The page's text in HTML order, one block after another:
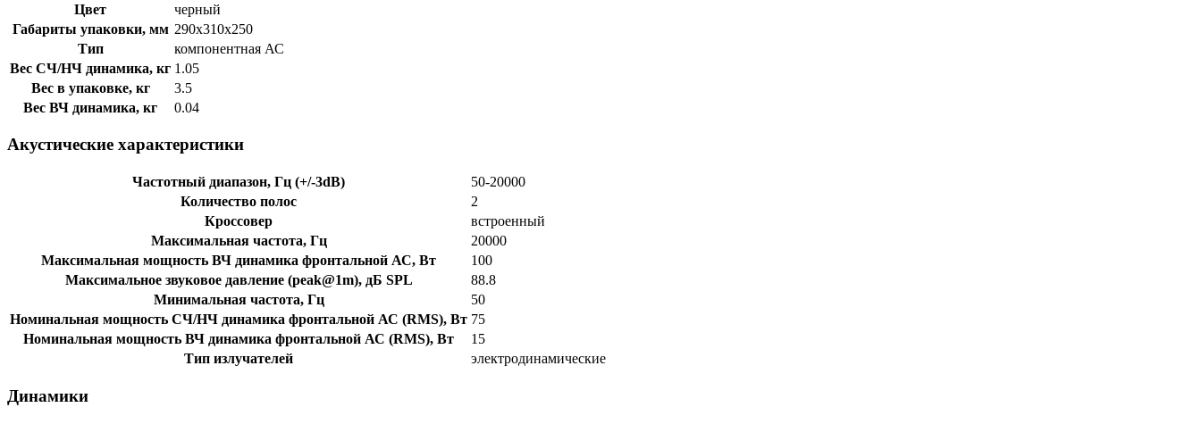
Цвет
черный
Габариты упаковки, мм 290x310x250
Тип
компонентная АС
Вес СЧ/НЧ динамика, кг 1.05
Вес в упаковке, кг
3.5
Вес ВЧ динамика, кг
0.04
Акустические характеристики
Частотный диапазон, Гц (+/-3dB)
50-20000
Количество полос
2
Кроссовер
встроенный
Максимальная частота, Гц
20000
Максимальная мощность ВЧ динамика фронтальной АС, Вт
100
Максимальное звуковое давление (peak@1m), дБ SPL
88.8
Минимальная частота, Гц
50
Номинальная мощность СЧ/НЧ динамика фронтальной АС (RMS), Вт 75
Номинальная мощность ВЧ динамика фронтальной АС (RMS), Вт
15
Тип излучателей
электродинамические
Динамики